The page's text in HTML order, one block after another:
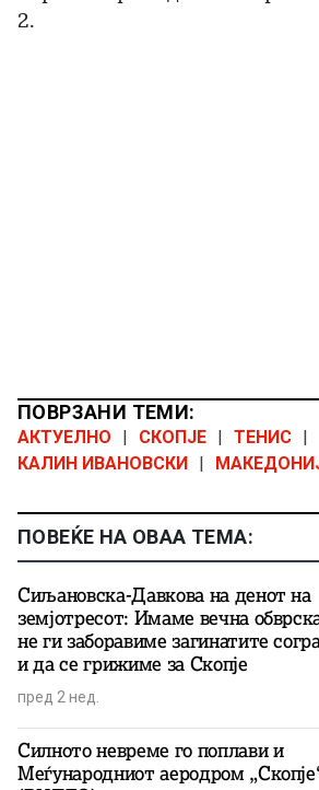
2.
ПОВРЗАНИ ТЕМИ:
АКТУЕЛНО | СКОПЈЕ | ТЕНИС |
КАЛИН ИВАНОВСКИ |
ПОВЕЌЕ НА ОВАА ТЕМА:
Сиљановска-Давкова на денот на
земјотресот: Имаме вечна
не ги заборавиме загинатите
и да се грижиме за Скопје
пред 2 нед.
Силното невреме го поплави и
Меѓународниот аеродром